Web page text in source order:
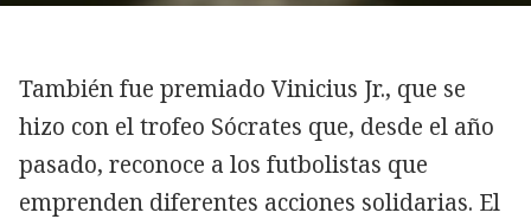
También fue premiado Vinicius Jr., que se
hizo con el trofeo Sócrates que, desde el año
pasado, reconoce a los futbolistas que
emprenden diferentes acciones solidarias. El